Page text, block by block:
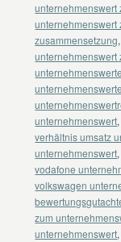
unternehmenswert
zusammensetzung
unternehmenswert
unternehmenswert
verhältnis umsatz
unternehmenswert
vodafone
volkswagen
zum
unternehmenswert